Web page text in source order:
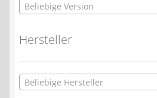
Beliebige Version
Hersteller
Beliebige Hersteller